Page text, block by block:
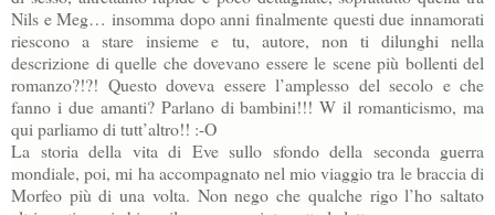
Nils e Meg… insomma dopo anni finalmente questi due innamorati
riescono a stare insieme e tu, autore, non ti dilunghi nella
descrizione di quelle che dovevano essere le scene più bollenti del
romanzo?!?! Questo doveva essere l’amplesso del secolo e che
fanno i due amanti? Parlano di bambini!!! W il romanticismo, ma
qui parliamo di tutt’altro!! :-O
La storia della vita di Eve sullo sfondo della seconda guerra
mondiale, poi, mi ha accompagnato nel mio viaggio tra le braccia di
Morfeo più di una volta. Non nego che qualche rigo l’ho saltato